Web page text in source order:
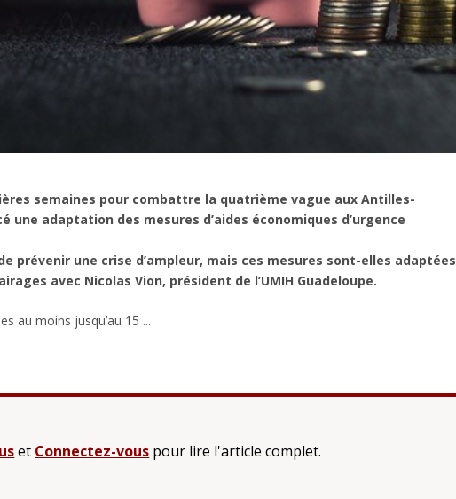
semaines pour combattre la quatrième vague aux Antilles-
une adaptation des mesures d’aides économiques d’urgence
prévenir une crise d’ampleur, mais ces mesures sont-elles adaptées
avec Nicolas Vion, président de l’UMIH Guadeloupe.
au moins jusqu’au 15 ...
et Connectez-vous pour lire l'article complet.